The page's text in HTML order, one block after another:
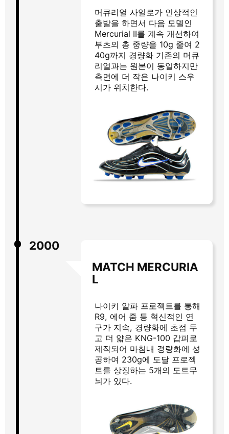
머큐리얼 사일로가 인상적인
출발을 하면서 다음 모델인
Mercurial II를 계속 개선하여
부츠의 총 중량을 10g 줄여 2
40g까지 경량화 기존의 머큐
리얼과는 원본이 동일하지만
측면에 더 작은 나이키 스우
시가 위치한다.
2000
MATCH MERCURIA
L
나이키 알파 프로젝트를 통해
R9, 에어 줌 등 혁신적인 연
구가 지속, 경량화에 초점 두
고 더 얇은 KNG-100 갑피로
제작되어 마침내 경량화에 성
공하여 230g에 도달 프로젝
트를 상징하는 5개의 도트무
늬가 있다.